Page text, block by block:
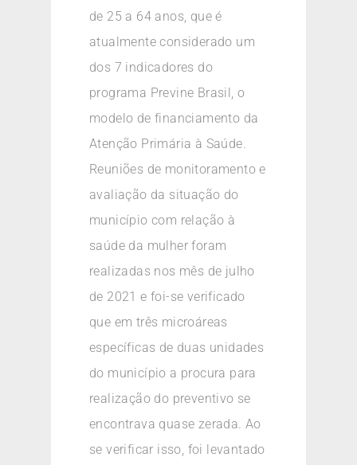
de 25 a 64 anos, que é
atualmente considerado um
dos 7 indicadores do
programa Previne Brasil, o
modelo de financiamento da
Atenção Primária à Saúde.
Reuniões de monitoramento e
avaliação da situação do
município com relação à
saúde da mulher foram
realizadas nos mês de julho
de 2021 e foi-se verificado
que em três microáreas
específicas de duas unidades
do município a procura para
realização do preventivo se
encontrava quase zerada. Ao
se verificar isso, foi levantado